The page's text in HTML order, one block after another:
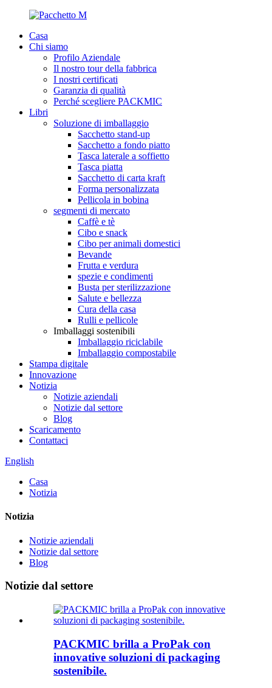
Casa
Chi siamo
Profilo Aziendale
Il nostro tour della fabbrica
I nostri certificati
Garanzia di qualità
Perché scegliere PACKMIC
Libri
Soluzione di imballaggio
Sacchetto stand-up
Sacchetto a fondo piatto
Tasca laterale a soffietto
Tasca piatta
Sacchetto di carta kraft
Forma personalizzata
Pellicola in bobina
segmenti di mercato
Caffè e tè
Cibo e snack
Cibo per animali domestici
Bevande
Frutta e verdura
spezie e condimenti
Busta per sterilizzazione
Salute e bellezza
Cura della casa
Rulli e pellicole
Imballaggi sostenibili
Imballaggio riciclabile
Imballaggio compostabile
Stampa digitale
Innovazione
Notizia
Notizie aziendali
Notizie dal settore
Blog
Scaricamento
Contattaci
English
Casa
Notizia
Notizia
Notizie aziendali
Notizie dal settore
Blog
Notizie dal settore
PACKMIC brilla a ProPak con
innovative soluzioni di packaging
sostenibile.